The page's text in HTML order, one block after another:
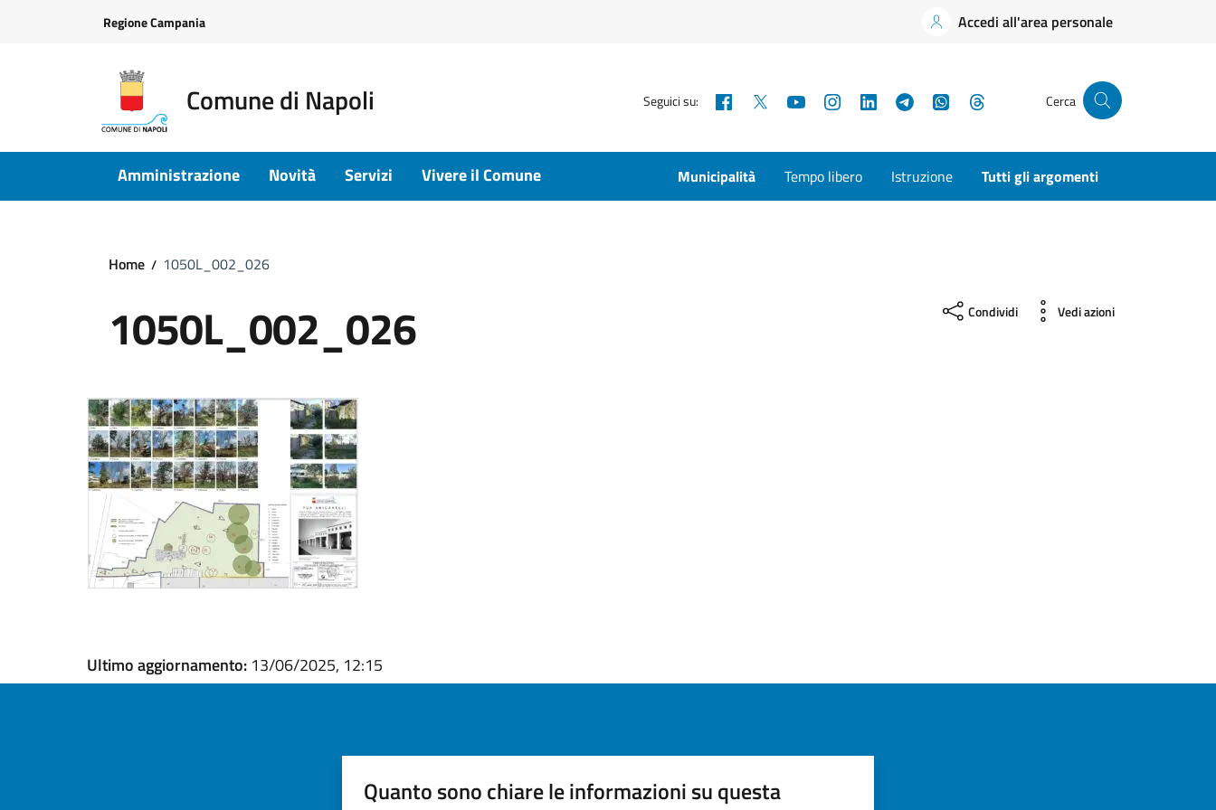
Regione Campania Accedi all'area personale
Comune di Napoli Seguici su: Facebook YouTubeInstagramLinkedInTelegramWhatsApp Cerca
Amministrazione Novità Servizi Vivere il Comune Municipalità Tempo libero Istruzione Tutti gli argomenti
Home 1050L_002_026
1050L_002_026 Condividi Vedi azioni
Ultimo aggiornamento: 13/06/2025, 12:15
Quanto sono chiare le informazioni su questa